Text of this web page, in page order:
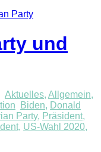
und
Aktuelles, Allgemein,
Biden, Donald
Party, Präsident,
, US-Wahl 2020,